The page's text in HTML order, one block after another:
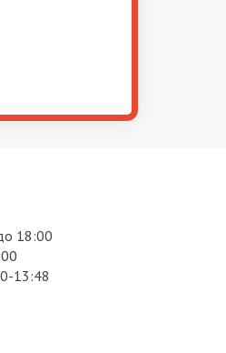
18:00
13:48